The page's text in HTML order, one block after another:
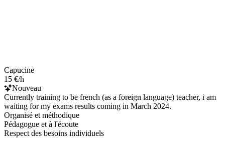
Capucine
15 €/h
Nouveau
Currently training to be french (as a foreign language) teacher, i am
waiting for my exams results coming in March 2024.
Organisé et méthodique
Pédagogue et à l'écoute
Respect des besoins individuels